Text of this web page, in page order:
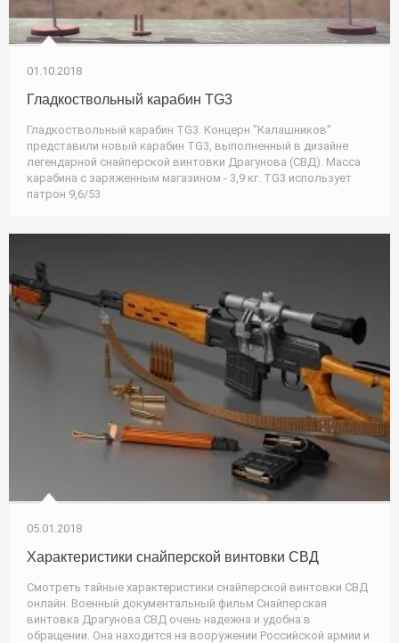
01.10.2018
Гладкоствольный карабин TG3
Гладкоствольный карабин TG3. Концерн "Калашников"
представили новый карабин TG3, выполненный в дизайне
легендарной снайперской винтовки Драгунова (СВД). Масса
карабина с заряженным магазином - 3,9 кг. TG3 использует
патрон 9,6/53
05.01.2018
Характеристики снайперской винтовки СВД
Смотреть тайные характеристики снайперской винтовки СВД
онлайн. Военный документальный фильм Снайперская
винтовка Драгунова СВД очень надежна и удобна в
обращении. Она находится на вооружении Российской армии и